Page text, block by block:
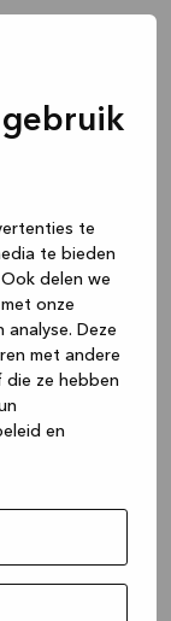
te
te bieden
delen we
onze
Deze
met andere
ze hebben
en
for more